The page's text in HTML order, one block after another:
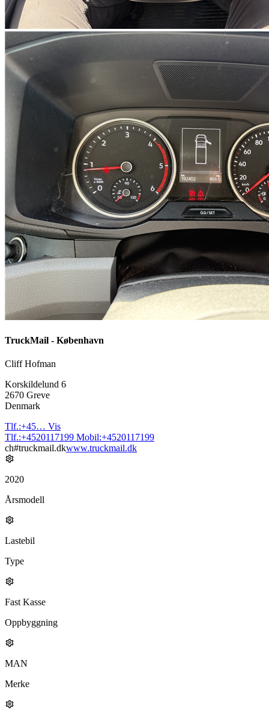
TruckMail - København
Cliff Hofman
Korskildelund 6
2670 Greve
Denmark
Tlf.:+45… Vis
Tlf.:+4520117199 Mobil:+4520117199
ch#truckmail.dkwww.truckmail.dk
2020
Årsmodell
Lastebil
Type
Fast Kasse
Oppbyggning
MAN
Merke